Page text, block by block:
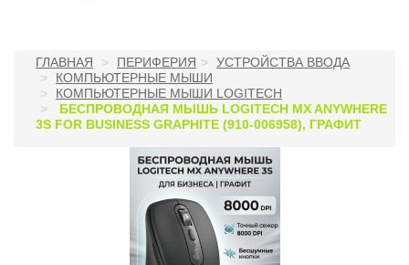
ГЛАВНАЯ ПЕРИФЕРИЯ
УСТРОЙСТВА ВВОДА
КОМПЬЮТЕРНЫЕ МЫШИ
КОМПЬЮТЕРНЫЕ МЫШИ LOGITECH
БЕСПРОВОДНАЯ МЫШЬ LOGITECH MX ANYWHERE
3S FOR BUSINESS GRAPHITE (910-006958), ГРАФИТ